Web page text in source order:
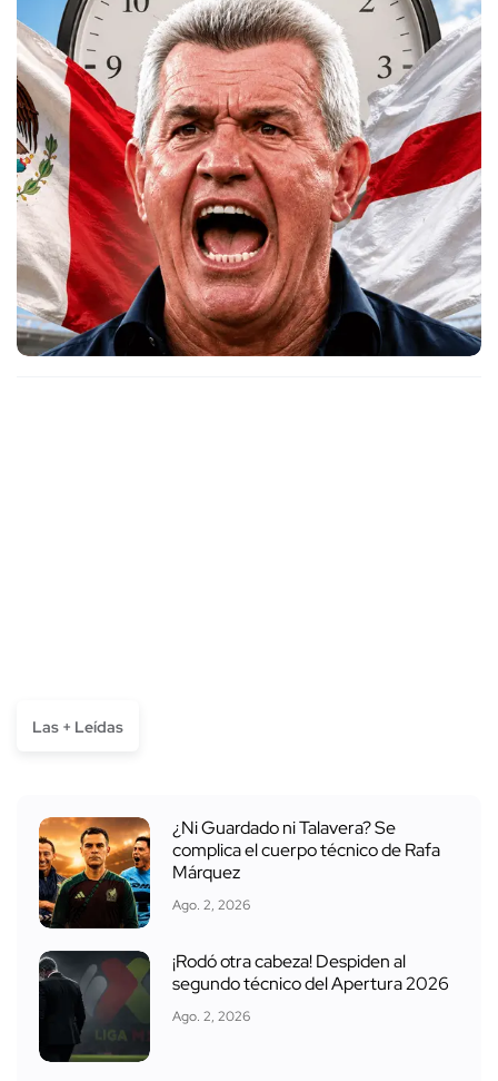
Las + Leídas
¿Ni Guardado ni Talavera? Se
complica el cuerpo técnico de Rafa
Márquez
Ago. 2, 2026
¡Rodó otra cabeza! Despiden al
segundo técnico del Apertura 2026
Ago. 2, 2026